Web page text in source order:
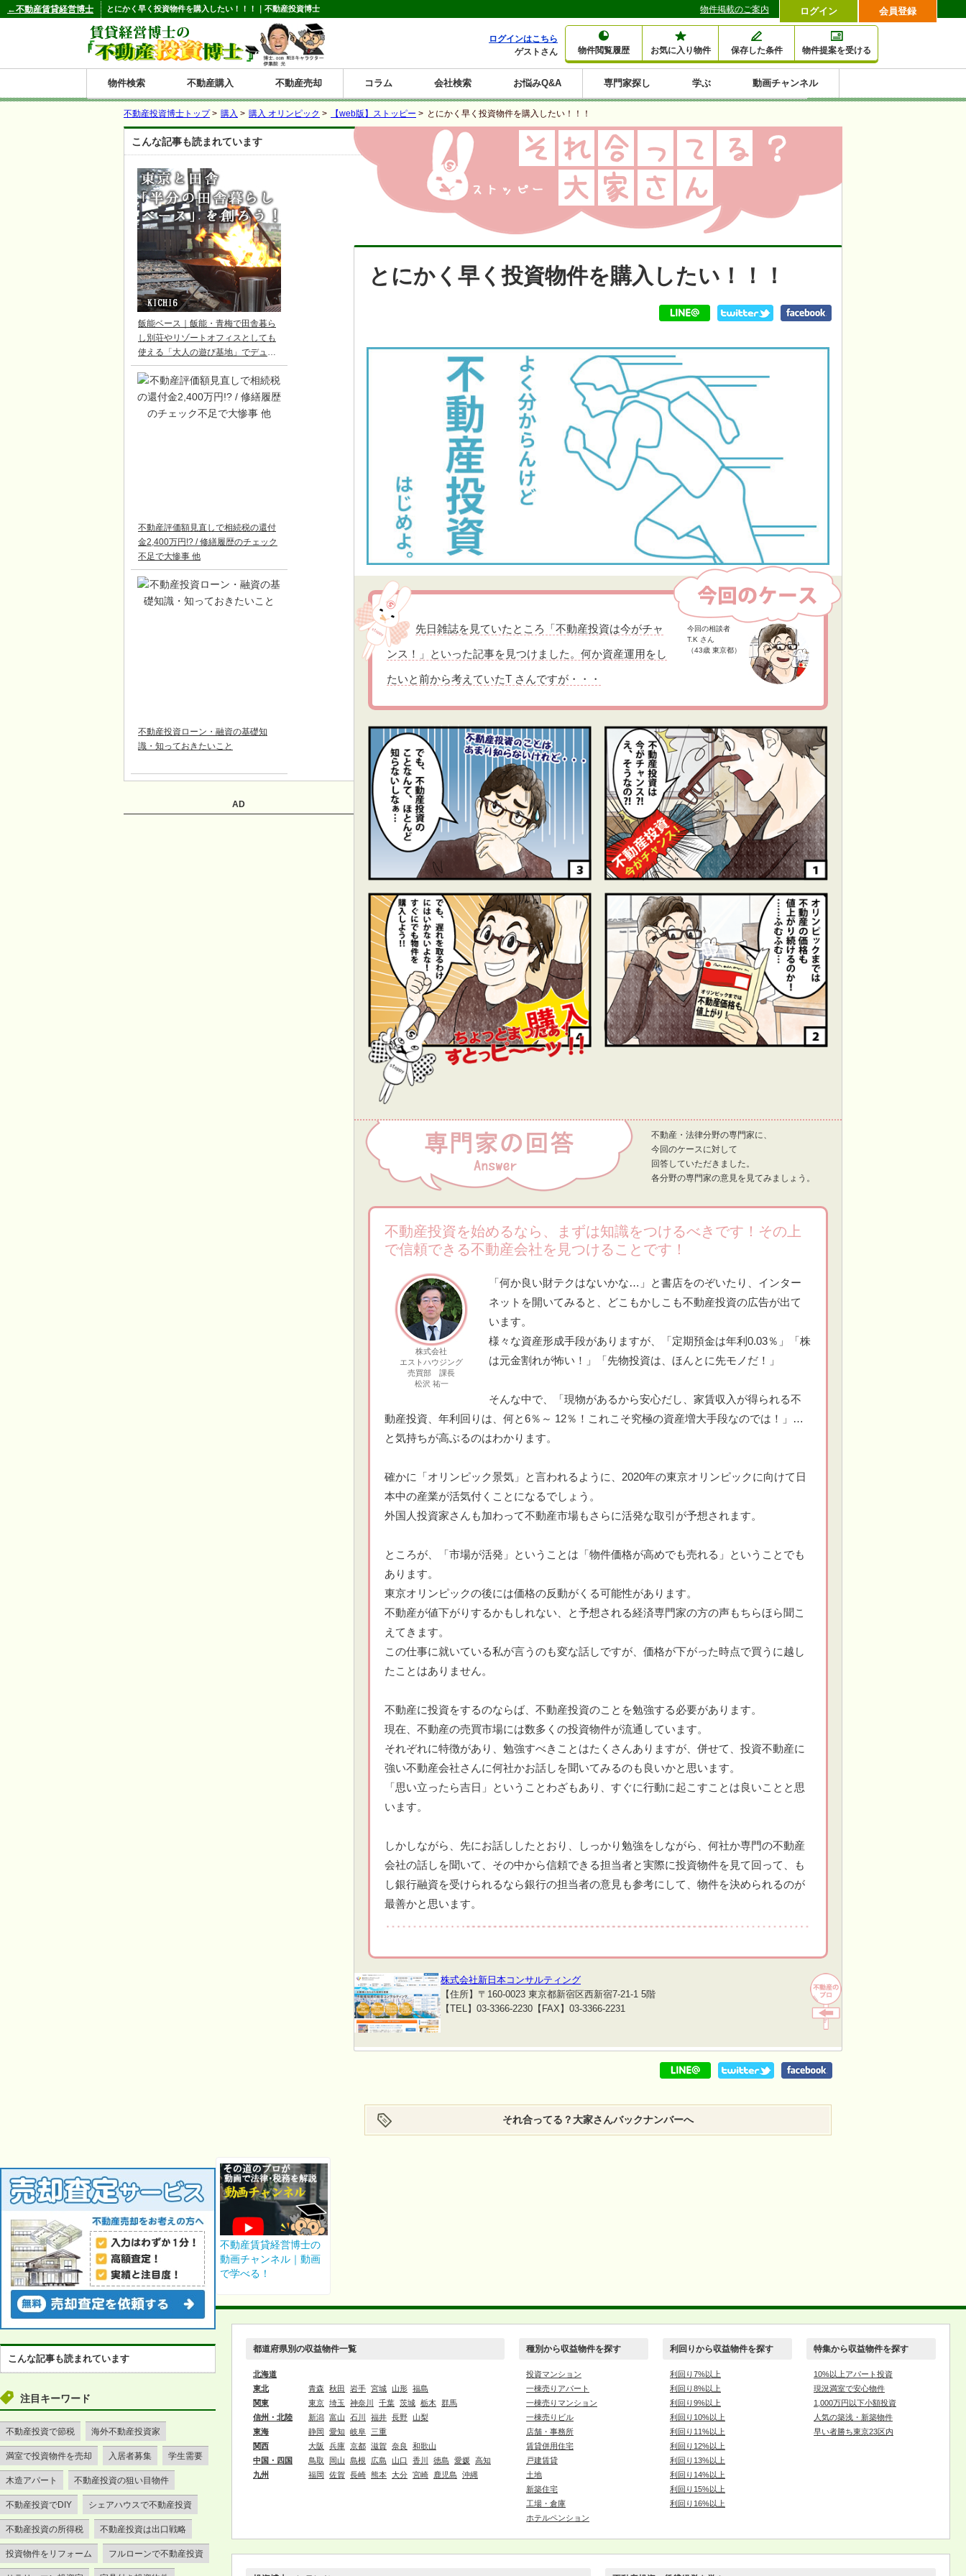
とにかく早く投資物件を購入したい！！！｜不動産投資博士
物件閲覧履歴 お気に入り物件 保存した条件 物件提案を受ける
ログインはこちら
ゲストさん
物件検索
北
東 青森
秋田
岩手
宮城
山形
福島
関 東京
埼玉
神奈川
千葉
茨城
栃木
群馬
信
州・
新潟
富山
石川
福井
長野
山梨
東 静岡
愛知
岐阜
三重
関 大阪
兵庫
京都
滋賀
奈良
和歌山
中
国・
鳥取
岡山
島根
広島
山口
香川
徳島
愛媛
高知
九 福岡
佐賀
長崎
熊本
大分
宮崎
鹿児島
沖縄 投資マンション
一棟売りアパート
一棟売りマンション
一棟売りビル
店舗・事務所
賃貸併用住宅
戸建賃貸
土地
新築住宅
工場・倉庫
ホテルペンション 利回り7%以上
利回り8%以上
利回り9%以上
利回り10%以上
利回り11%以上
利回り12%以上
利回り13%以上
利回り14%以上
利回り15%以上
利回り16%以上 10%以上アパート投
現況満室で安心物件
1,000万円以下小額投
人気の築浅・新築物
早い者勝ち東京23区
不動産購入 不動産売却 コラム
購入コラム
売却コラム
大家さんコラム
賃貸経営コラム
会社検索 お悩みQ&A 専門家探し 学ぶ 動画チャンネル
ログイン 会員登録
物件掲載のご案内
←不動産賃貸経営博士
不動産投資博士トップ> 購入 > 購入 オリンピック > 【web版】ストッピー > とにかく早く投資物件を購入したい！！！
とにかく早く投資物件を購入したい！！！
今回の相談者
T.K さん
（43歳 東京都）
先日雑誌を見ていたところ「不動産投資は今がチャ
ンス！」といった記事を見つけました。何か資産運用をし
たいと前から考えていたT さんですが・・・
不動産・法律分野の専門家に、
今回のケースに対して
回答していただきました。
各分野の専門家の意見を見てみましょう。
不動産投資を始めるなら、まずは知識をつけるべきです！その上
で信頼できる不動産会社を見つけることです！
株式会社
エストハウジング
売買部 課長
松沢 祐一
「何か良い財テクはないかな…」と書店をのぞいたり、インター
ネットを開いてみると、どこもかしこも不動産投資の広告が出て
います。
様々な資産形成手段がありますが、「定期預金は年利0.03％」「株
は元金割れが怖い！」「先物投資は、ほんとに先モノだ！」
そんな中で、「現物があるから安心だし、家賃収入が得られる不
動産投資、年利回りは、何と6％～ 12％！これこそ究極の資産増大手段なのでは！」…
と気持ちが高ぶるのはわかります。
確かに「オリンピック景気」と言われるように、2020年の東京オリンピックに向けて日
本中の産業が活気付くことになるでしょう。
外国人投資家さんも加わって不動産市場もさらに活発な取引が予想されます。
ところが、「市場が活発」ということは「物件価格が高めでも売れる」ということでも
あります。
東京オリンピックの後には価格の反動がくる可能性があります。
不動産が値下がりするかもしれない、と予想される経済専門家の方の声もちらほら聞こ
えてきます。
この仕事に就いている私が言うのも変な話しですが、価格が下がった時点で買うに越し
たことはありません。
不動産に投資をするのならば、不動産投資のことを勉強する必要があります。
現在、不動産の売買市場には数多くの投資物件が流通しています。
それぞれに特徴があり、勉強すべきことはたくさんありますが、併せて、投資不動産に
強い不動産会社さんに何社かお話しを聞いてみるのも良いかと思います。
「思い立ったら吉日」ということわざもあり、すぐに行動に起こすことは良いことと思
います。
しかしながら、先にお話ししたとおり、しっかり勉強をしながら、何社か専門の不動産
会社の話しを聞いて、その中から信頼できる担当者と実際に投資物件を見て回って、も
し銀行融資を受けられるなら銀行の担当者の意見も参考にして、物件を決められるのが
最善かと思います。
株式会社新日本コンサルティング
【住所】〒160-0023 東京都新宿区西新宿7-21-1 5階
【TEL】03-3366-2230 【FAX】03-3366-2231
それ合ってる？大家さんバックナンバーへ
こんな記事も読まれています
飯能ベース｜飯能・青梅で田舎暮ら
し別荘やリゾートオフィスとしても
使える「大人の遊び基地」でデュア
ルライフ
不動産評価額見直しで相続税の還付
金2,400万円!? / 修繕履歴のチェック
不足で大惨事 他
不動産投資ローン・融資の基礎知
識・知っておきたいこと
AD
こんな記事も読まれています
注目キーワード
不動産投資で節税 海外不動産投資家
満室で投資物件を売却 入居者募集 学生需要
木造アパート 不動産投資の狙い目物件
不動産投資でDIY シェアハウスで不動産投資
不動産投資の所得税 不動産投資は出口戦略
投資物件をリフォーム フルローンで不動産投資
都道府県別の収益物件一覧
北海道
東北
青森 秋田 岩手 宮城 山形 福島
関東
東京 埼玉 神奈川 千葉 茨城 栃木
群馬
信州・北陸
新潟 富山 石川 福井 長野
山梨
東海
静岡 愛知 岐阜
三重
関西
大阪 兵庫 京都 滋賀 奈良
和歌山
中国・四国
鳥取 岡山 島根 広島 山口 香川 徳島 愛媛 高知
九州
福岡 佐賀 長崎 熊本 大分 宮崎 鹿児島 沖縄
種別から収益物件を探す
投資マンション
一棟売りアパート
一棟売りマンション
一棟売りビル
店舗・事務所
賃貸併用住宅
戸建賃貸
土地
新築住宅
工場・倉庫
ホテルペンション
利回りから収益物件を探す
利回り7%以上
利回り8%以上
利回り9%以上
利回り10%以上
利回り11%以上
利回り12%以上
利回り13%以上
利回り14%以上
利回り15%以上
利回り16%以上
特集から収益物件を探す
10%以上アパート投資
現況満室で安心物件
1,000万円以下小額投資
人気の築浅・新築物件
早い者勝ち東京23区内